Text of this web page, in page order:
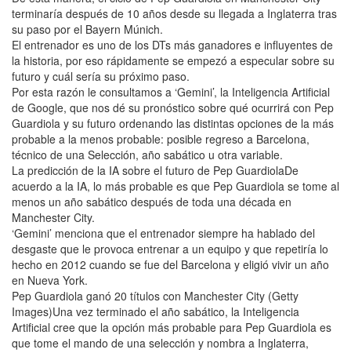
terminaría después de 10 años desde su llegada a Inglaterra tras
su paso por el Bayern Múnich.
El entrenador es uno de los DTs más ganadores e influyentes de
la historia, por eso rápidamente se empezó a especular sobre su
futuro y cuál sería su próximo paso.
Por esta razón le consultamos a ‘Gemini’, la Inteligencia Artificial
de Google, que nos dé su pronóstico sobre qué ocurrirá con Pep
Guardiola y su futuro ordenando las distintas opciones de la más
probable a la menos probable: posible regreso a Barcelona,
técnico de una Selección, año sabático u otra variable.
La predicción de la IA sobre el futuro de Pep GuardiolaDe
acuerdo a la IA, lo más probable es que Pep Guardiola se tome al
menos un año sabático después de toda una década en
Manchester City.
‘Gemini’ menciona que el entrenador siempre ha hablado del
desgaste que le provoca entrenar a un equipo y que repetiría lo
hecho en 2012 cuando se fue del Barcelona y eligió vivir un año
en Nueva York.
Pep Guardiola ganó 20 títulos con Manchester City (Getty
Images)Una vez terminado el año sabático, la Inteligencia
Artificial cree que la opción más probable para Pep Guardiola es
que tome el mando de una selección y nombra a Inglaterra,